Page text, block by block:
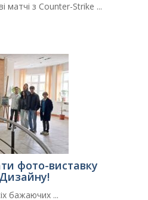
матчі з Counter-Strike ...
фото-виставку
бажаючих ...